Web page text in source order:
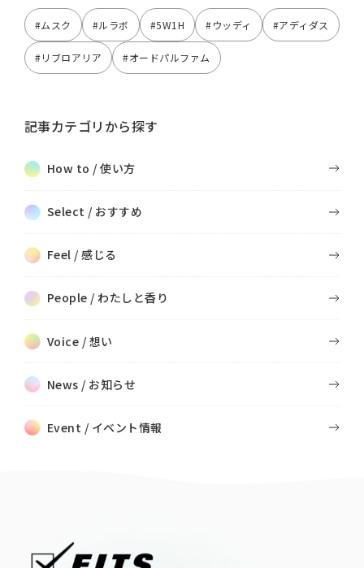
#ムスク #ルラボ #5W1H #ウッディ #アディダス
#リブロアリア #オードパルファム
記事カテゴリから探す
How to / 使い方
Select / おすすめ
Feel / 感じる
People / わたしと香り
Voice / 想い
News / お知らせ
Event / イベント情報